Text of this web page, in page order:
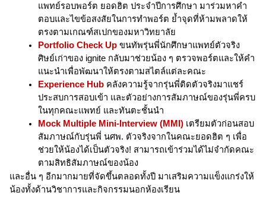
แพทย์รอบพอร์ต ยอดฮิต ประจำปีการศึกษา มาร่วมหาคำ
ตอบและไขข้อสงสัยในการทำพอร์ต ย้ำจุดที่ห้ามพลาดให้
ตรงตามเกณฑ์สเปกของมหาวิทยาลัย
Portfolio Check Up ขนทัพรุ่นพี่นักศึกษาแพทย์ตัวจริง
ศิษย์เก่าของ ignite กลับมาช่วยน้อง ๆ ตรวจพอร์ตและให้คำ
แนะนำเพื่อพัฒนาให้ตรงตามสไตล์แต่ละคณะ
Experience Hub คลังความรู้จากรุ่นพี่ติดตัวจริงมาแชร์
ประสบการสอบเข้า และตัวอย่างการสัมภาษณ์ของรุ่นพี่ครบ
ในทุกคณะแพทย์ และทันตะชั้นนำ
Mock Multiple Mini-Interview (MMI) เตรียมตัวก่อนสอบ
สัมภาษณ์กับรุ่นพี่ นศพ. ตัวจริงจากในคณะยอดฮิต ๆ เพื่อ
ช่วยให้น้องได้เป็นตัวจริง! สามารถเข้าร่วมได้ไม่จำกัดคณะ
ตามสิทธิสัมภาษณ์ของน้อง
และอื่น ๆ อีกมากมายที่จัดขึ้นตลอดทั้งปี มาเสริมความแข็งแกร่งให้
น้องทั้งด้านวิชาการและกิจกรรมนอกห้องเรียน